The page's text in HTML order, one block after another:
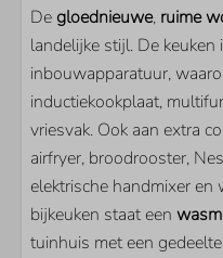
Aantal
WOONRUIMTE
Flatscreen TV
Extra buitenlandse
Vloerverwarming
Open haard
Degloednieuwe, ruime
landelijke stijl. De
inbouwapparatuur,
inductiekookplaat,
vriesvak. Ook aan extra
airfryer, broodrooster,
elektrische handmixer en
bijkeuken staat een
tuinhuis met een